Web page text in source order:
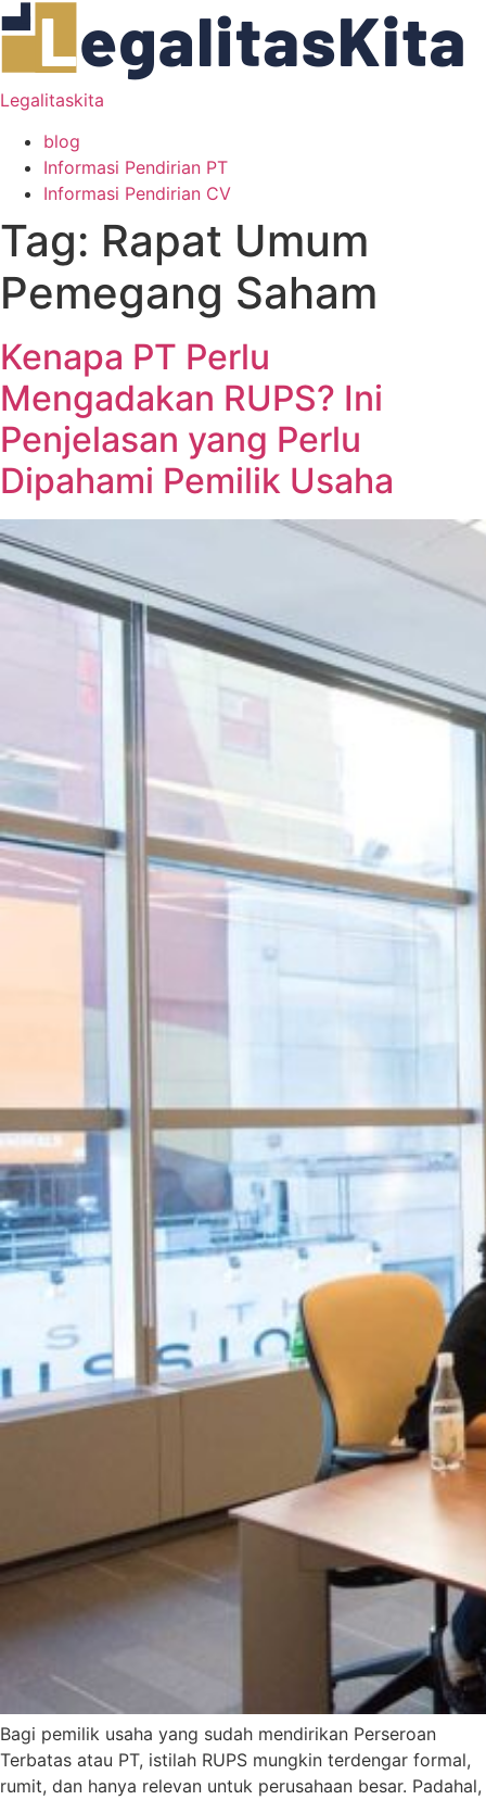
Legalitaskita
blog
Informasi Pendirian PT
Informasi Pendirian CV
Tag: Rapat Umum
Pemegang Saham
Kenapa PT Perlu
Mengadakan RUPS? Ini
Penjelasan yang Perlu
Dipahami Pemilik Usaha
Bagi pemilik usaha yang sudah mendirikan Perseroan
Terbatas atau PT, istilah RUPS mungkin terdengar formal,
rumit, dan hanya relevan untuk perusahaan besar. Padahal,